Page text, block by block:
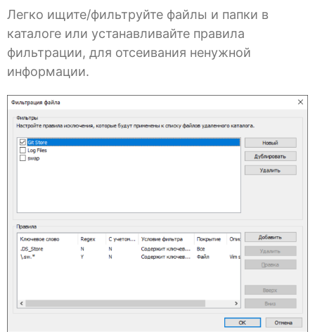
Легко ищите/фильтруйте файлы и папки в
каталоге или устанавливайте правила
фильтрации, для отсеивания ненужной
информации.